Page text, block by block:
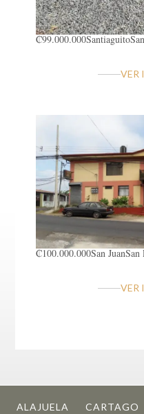
₡99.000.000Santiaguito
VER
₡100.000.000San JuanSan
VER
ALAJUELA CARTAGO